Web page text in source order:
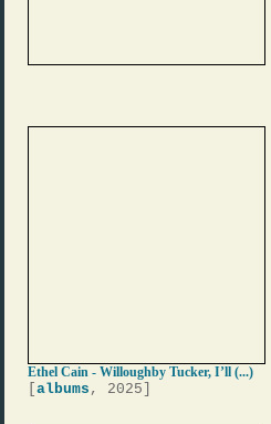
Ethel Cain - Willoughby Tucker, I’ll (...)
[albums , 2025]